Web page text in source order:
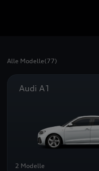
Alle Modelle(77)
Audi A1
2 Modelle